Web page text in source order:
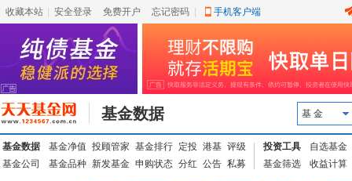
收藏本站 安全登录 免费开户 忘记密码 手机客户端
基金数据 基 金
基金数据 基金净值 投顾管家 基金排行 定投 港基 评级
基金公司
基金品种 新发基金 申购状态 分红 公告 私募
投资工具
自选基金
基金筛选
收益计算